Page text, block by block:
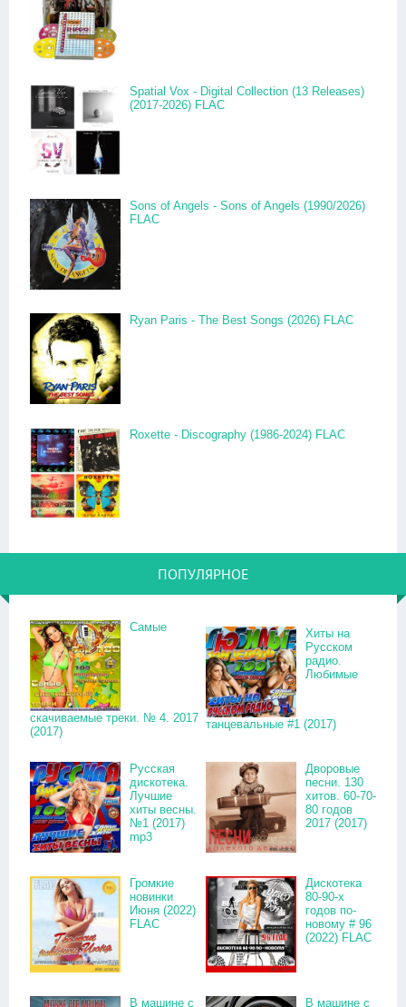
Spatial Vox - Digital Collection (13 Releases)
(2017-2026) FLAC
Sons of Angels - Sons of Angels (1990/2026)
FLAC
Ryan Paris - The Best Songs (2026) FLAC
Roxette - Discography (1986-2024) FLAC
ПОПУЛЯРНОЕ
Самые
скачиваемые треки. № 4. 2017
(2017)
Хиты на
Русском
радио.
Любимые
танцевальные #1 (2017)
Русская
дискотека.
Лучшие
хиты весны.
№1 (2017)
mp3
Дворовые
песни. 130
хитов. 60-70-
80 годов
2017 (2017)
Громкие
новинки
Июня (2022)
FLAC
Дискотека
80-90-х
годов по-
новому # 96
(2022) FLAC
В машине с В машине с